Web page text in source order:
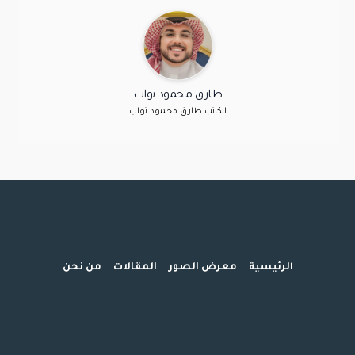
طارق محمود نواب
الكاتب طارق محمود نواب
الرئيسية معرض الصور المقالات من نحن